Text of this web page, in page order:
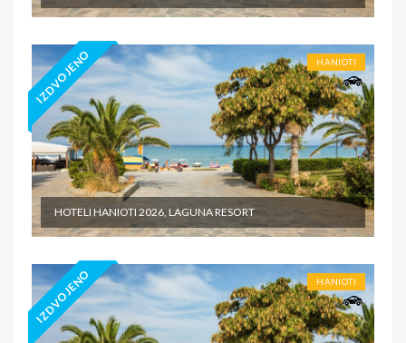
IZDVOJENO HANIOTI
HOTELI HANIOTI 2026, LAGUNA RESORT
IZDVOJENO HANIOTI